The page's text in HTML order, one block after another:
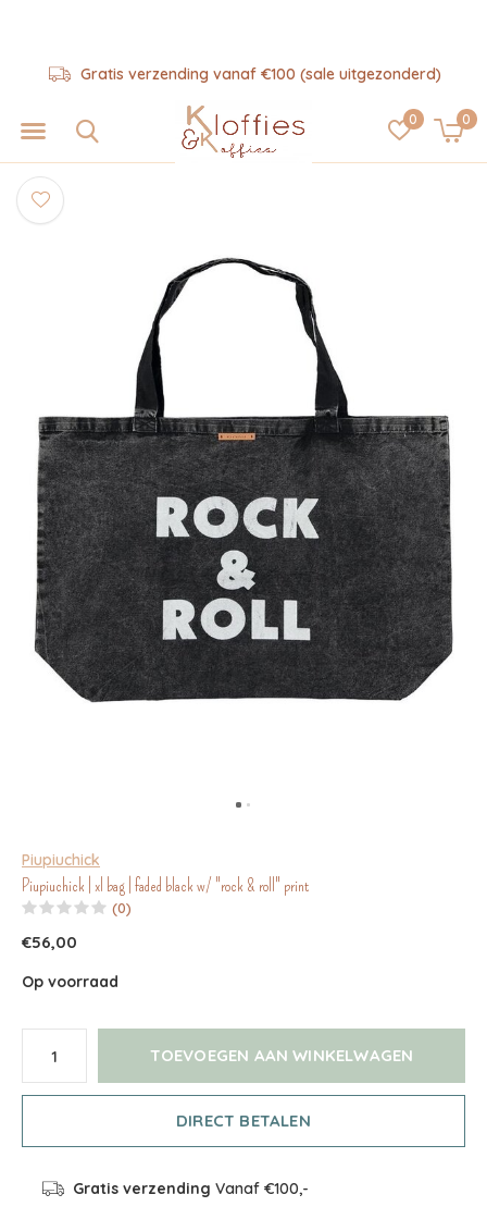
0 0
Gratis verzending vanaf €100 (sale uitgezonderd)
Piupiuchick
Piupiuchick | xl bag | faded black w/ "rock & roll" print
(0)
€56,00
Op voorraad
TOEVOEGEN AAN WINKELWAGEN
DIRECT BETALEN
Gratis verzending Vanaf €100,-